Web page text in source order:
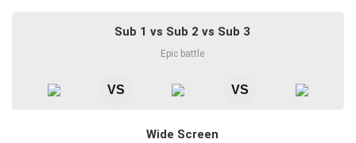
Sub 1 vs Sub 2 vs Sub 3
Epic battle
VS VS
Wide Screen